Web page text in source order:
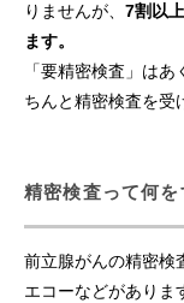
りませんが、 7割以
ます。
「要精密検査」は
ちんと精密検査を受
精密検査って何を
前立腺がんの精密検
エコーなどがありま